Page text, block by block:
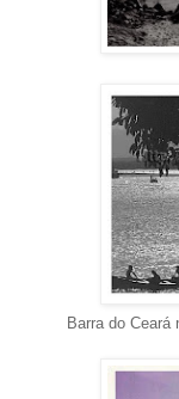
Barra do Ceará